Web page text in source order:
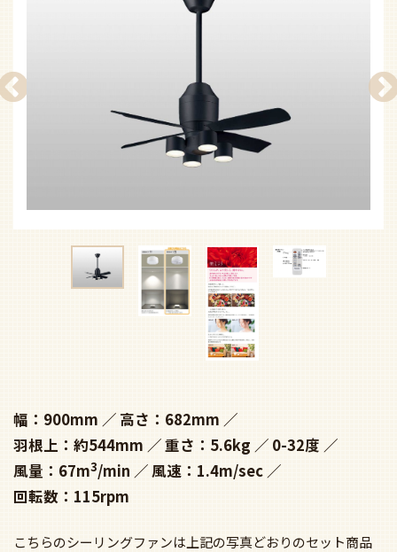
幅：900mm
高さ：682mm
羽根上：約544mm
重さ：5.6kg
0-32度
風量：67m3/min
風速：1.4m/sec
回転数：115rpm
こちらのシーリングファンは上記の写真どおりのセット商品